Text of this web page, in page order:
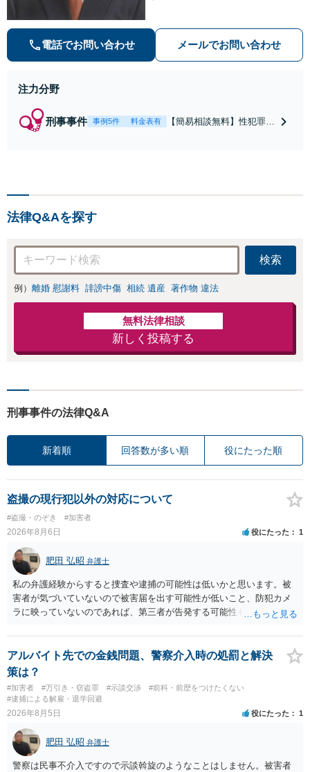
等）に非常に詳しい弁護士です
電話でお問い合わせ メールでお問い合わせ
注力分野
刑事事件 事例5件 料金表有
【簡易相談無料】性犯罪
法律Q&Aを探す
検索
例） 離婚 慰謝料 誹謗中傷 相続 遺産 著作物 違法
無料法律相談
新しく投稿する
刑事事件の法律Q&A
新着順 回答数が多い順 役にたった順
盗撮の現行犯以外の対応について
#盗撮・のぞき #加害者
2026年8月6日 役にたった 1
肥田 弘昭 弁護士
私の弁護経験からすると捜査や逮捕の可能性は低いかと思います。被
害者が気づいていないので被害届を出す可能性が低いこと、防犯カメ
ラに映っていないのであれば、第三者が告発する可能性も低いこと、
座る女性を盗撮(全体像写真1枚と5秒程度の動画)してしまいました。下
着や胸など強調したものではありません。」とありますが、少なくと
も捜査段階では性的姿態等撮影罪の被疑事実で逮捕勾留されるケース
が私の弁護経験では多くなった印象です（最終的には不起訴ないし各
都道府県の迷惑防止条例違反になることもあります）。2度としないこ
とをお勧めいたします。ご参考にしてください。
アルバイト先での金銭問題、警察介入時の処罰と解決
策は？
#加害者 #万引き・窃盗罪 #示談交渉
#前科・前歴をつけたくない
#逮捕による解雇・退学回避
2026年8月5日 役にたった 1
肥田 弘昭 弁護士
警察は民事不介入ですので示談斡旋のようなことはしません。被害者